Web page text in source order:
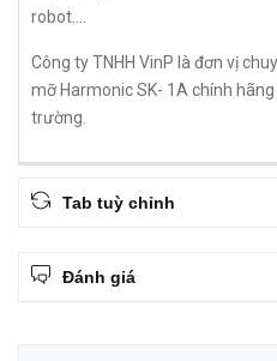
robot….
Công ty TNHH VinP là đơn vị
mỡ Harmonic SK- 1A chính
trường.
Tab tuỳ chỉnh
Đánh giá